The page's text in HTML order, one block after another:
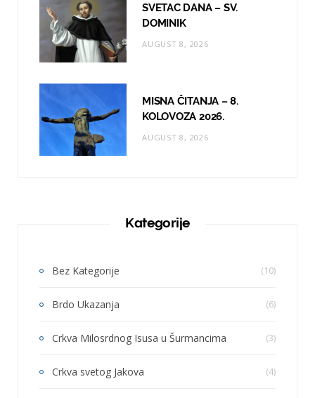
SVETAC DANA – SV.
DOMINIK
AUGUST 8, 2026
MISNA ČITANJA – 8.
KOLOVOZA 2026.
AUGUST 8, 2026
Kategorije
Bez Kategorije (10)
Brdo Ukazanja (6)
Crkva Milosrdnog Isusa u Šurmancima (3)
Crkva svetog Jakova (4)